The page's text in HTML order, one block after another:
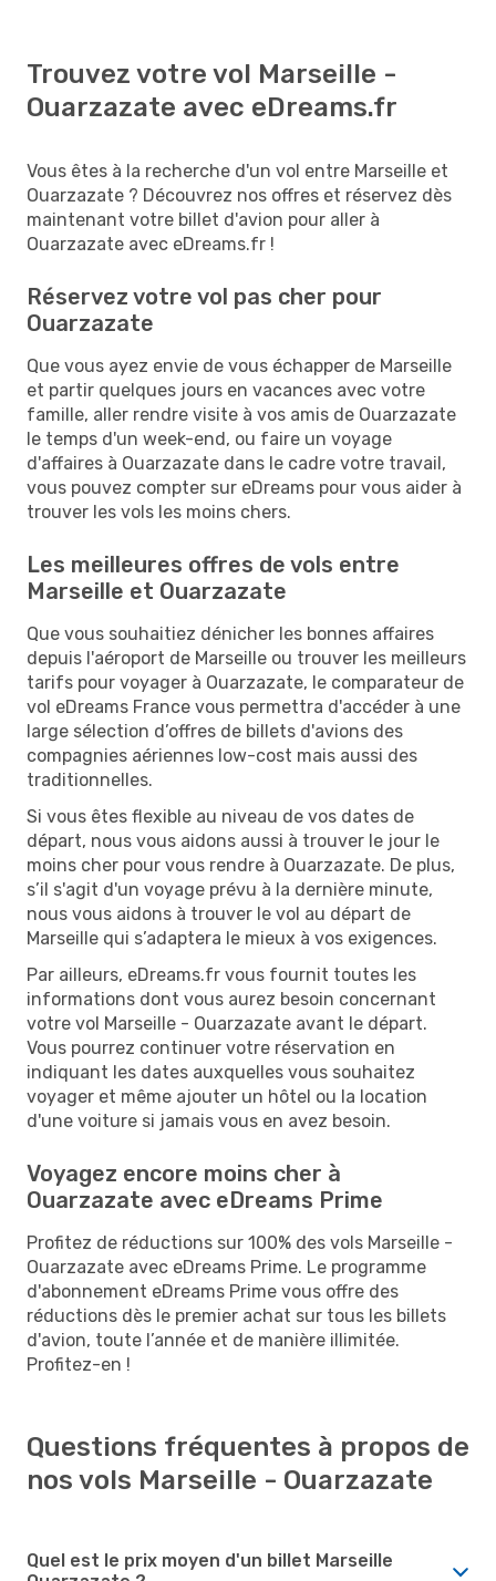
Trouvez votre vol Marseille -
Ouarzazate avec eDreams.fr
Vous êtes à la recherche d'un vol entre Marseille et
Ouarzazate ? Découvrez nos offres et réservez dès
maintenant votre billet d'avion pour aller à
Ouarzazate avec eDreams.fr !
Réservez votre vol pas cher pour
Ouarzazate
Que vous ayez envie de vous échapper de Marseille
et partir quelques jours en vacances avec votre
famille, aller rendre visite à vos amis de Ouarzazate
le temps d'un week-end, ou faire un voyage
d'affaires à Ouarzazate dans le cadre votre travail,
vous pouvez compter sur eDreams pour vous aider à
trouver les vols les moins chers.
Les meilleures offres de vols entre
Marseille et Ouarzazate
Que vous souhaitiez dénicher les bonnes affaires
depuis l'aéroport de Marseille ou trouver les meilleurs
tarifs pour voyager à Ouarzazate, le comparateur de
vol eDreams France vous permettra d'accéder à une
large sélection d’offres de billets d'avions des
compagnies aériennes low-cost mais aussi des
traditionnelles.
Si vous êtes flexible au niveau de vos dates de
départ, nous vous aidons aussi à trouver le jour le
moins cher pour vous rendre à Ouarzazate. De plus,
s’il s'agit d'un voyage prévu à la dernière minute,
nous vous aidons à trouver le vol au départ de
Marseille qui s’adaptera le mieux à vos exigences.
Par ailleurs, eDreams.fr vous fournit toutes les
informations dont vous aurez besoin concernant
votre vol Marseille - Ouarzazate avant le départ.
Vous pourrez continuer votre réservation en
indiquant les dates auxquelles vous souhaitez
voyager et même ajouter un hôtel ou la location
d'une voiture si jamais vous en avez besoin.
Voyagez encore moins cher à
Ouarzazate avec eDreams Prime
Profitez de réductions sur 100% des vols Marseille -
Ouarzazate avec eDreams Prime. Le programme
d'abonnement eDreams Prime vous offre des
réductions dès le premier achat sur tous les billets
d'avion, toute l’année et de manière illimitée.
Profitez-en !
Questions fréquentes à propos de
nos vols Marseille - Ouarzazate
Quel est le prix moyen d'un billet Marseille